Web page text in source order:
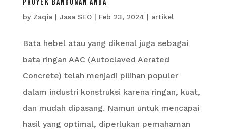
Proyek Bangunan Anda
by Zaqia | Jasa SEO| Feb 23, 2024 | artikel
Bata hebel atau yang dikenal juga sebagai
bata ringan AAC (Autoclaved Aerated
Concrete) telah menjadi pilihan populer
dalam industri konstruksi karena ringan, kuat,
dan mudah dipasang. Namun untuk mencapai
hasil yang optimal, diperlukan pemahaman